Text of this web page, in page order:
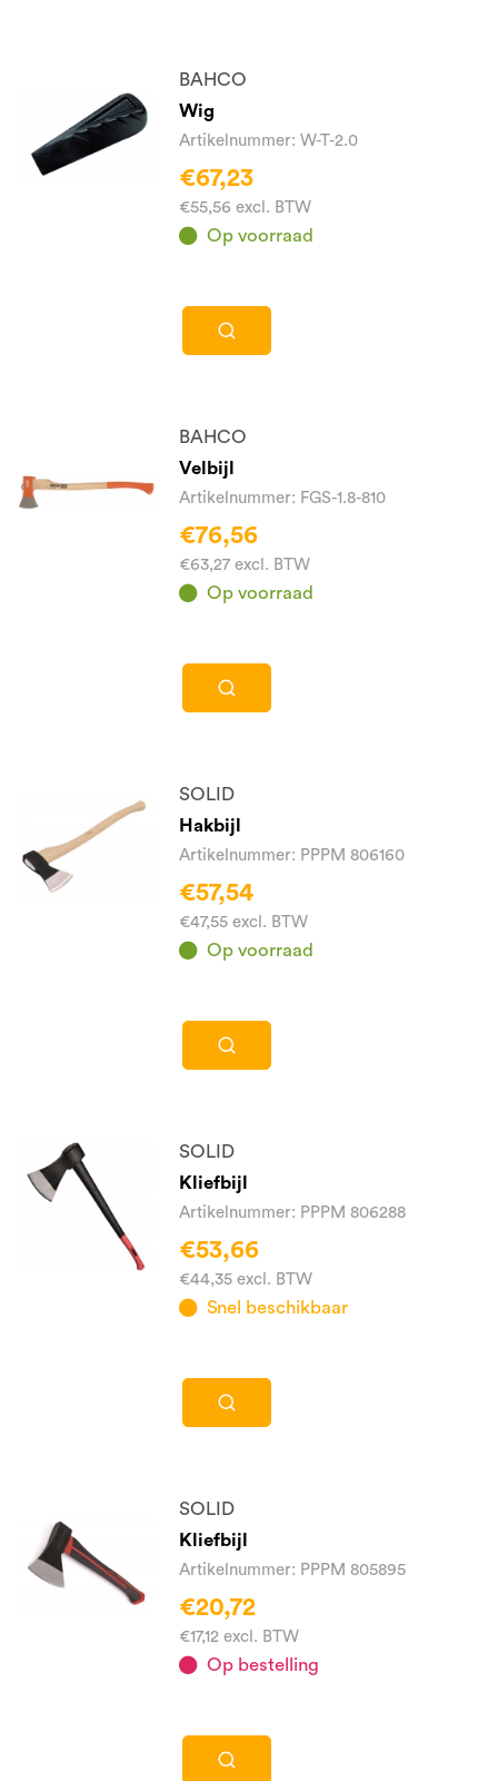
BAHCO
Wig
Artikelnummer: W-T-2.0
€67,23
€55,56 excl. BTW
Op voorraad
BAHCO
Velbijl
Artikelnummer: FGS-1.8-810
€76,56
€63,27 excl. BTW
Op voorraad
SOLID
Hakbijl
Artikelnummer: PPPM 806160
€57,54
€47,55 excl. BTW
Op voorraad
SOLID
Kliefbijl
Artikelnummer: PPPM 806288
€53,66
€44,35 excl. BTW
Snel beschikbaar
SOLID
Kliefbijl
Artikelnummer: PPPM 805895
€20,72
€17,12 excl. BTW
Op bestelling